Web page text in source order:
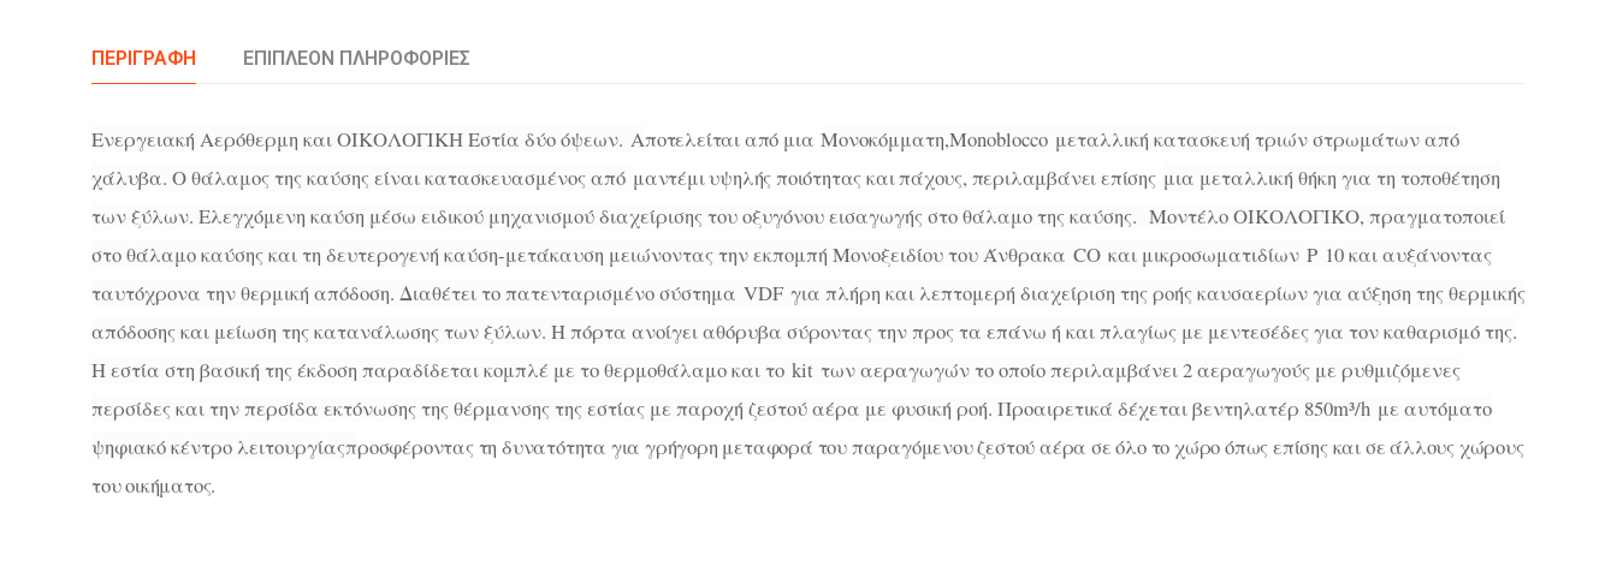
ΠΕΡΙΓΡΑΦΉ ΕΠΙΠΛΈΟΝ ΠΛΗΡΟΦΟΡΊΕΣ
Ενεργειακή Αερόθερμη και ΟΙΚΟΛΟΓΙΚΗ Εστία δύο όψεων. Αποτελείται από μιαΜονοκόμματη,Monoblocco μεταλλική κατασκευή τριών στρωμάτων από
χάλυβα. Ο θάλαμος της καύσης είναι κατασκευασμένος από μαντέμι υψηλής ποιότητας και πάχους, περιλαμβάνει επίσης μια μεταλλική θήκη για τη τοποθέτηση
των ξύλων. Ελεγχόμενη καύση μέσω ειδικού μηχανισμού διαχείρισης του οξυγόνου εισαγωγής στο θάλαμο της καύσης. Μοντέλο ΟΙΚΟΛΟΓΙΚΟ, πραγματοποιεί
στο θάλαμο καύσης και τη δευτερογενή καύση-μετάκαυση μειώνοντας την εκπομπή Μονοξειδίου του Άνθρακα CO και μικροσωματιδίων P 10 και αυξάνοντας
ταυτόχρονα την θερμική απόδοση. Διαθέτει το πατενταρισμένο σύστημα VDF για πλήρη και λεπτομερή διαχείριση της ροής καυσαερίων για αύξηση της θερμικής
απόδοσης και μείωση της κατανάλωσης των ξύλων. Η πόρτα ανοίγει αθόρυβα σύροντας την προς τα επάνω ή και πλαγίως με μεντεσέδες για τον καθαρισμό της.
Η εστία στη βασική της έκδοση παραδίδεται κομπλέ με το θερμοθάλαμο και το kit των αεραγωγών το οποίο περιλαμβάνει 2 αεραγωγούς με ρυθμιζόμενες
περσίδες και την περσίδα εκτόνωσης της θέρμανσης της εστίας με παροχή ζεστού αέρα με φυσική ροή. Προαιρετικά δέχεται βεντηλατέρ 850m³/h με αυτόματο
ψηφιακό κέντρο λειτουργίαςπροσφέροντας τη δυνατότητα για γρήγορη μεταφορά του παραγόμενου ζεστού αέρα σε όλο το χώρο όπως επίσης και σε άλλους χώρους
του οικήματος.